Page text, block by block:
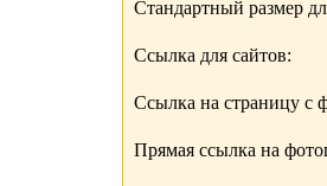
Стандартный размер
Ссылка для сайтов:
Ссылка на страницу с
Прямая ссылка на